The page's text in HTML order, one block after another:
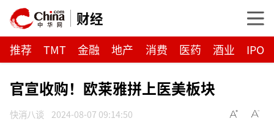
财经
推荐 TMT 金融 地产 消费 医药 酒业 IPO
官宣收购！欧莱雅拼上医美板块
快消八谈 2024-08-07 09:14:50